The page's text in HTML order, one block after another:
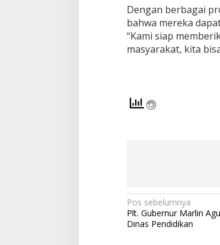
Dengan berbagai
bahwa mereka
“Kami siap
masyarakat, kita
N
a
Pos sebelumnya
Plt. Gubernur Marlin
Dinas Pendidikan